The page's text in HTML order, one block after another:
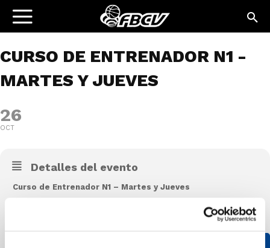
CURSO DE ENTRENADOR N1 -
MARTES Y JUEVES
26
OCT
Detalles del evento
Curso de Entrenador N1 – Martes y Jueves